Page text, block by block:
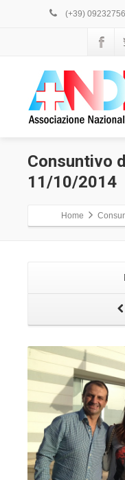
(+39)
Consuntivo
11/10/2014
Home